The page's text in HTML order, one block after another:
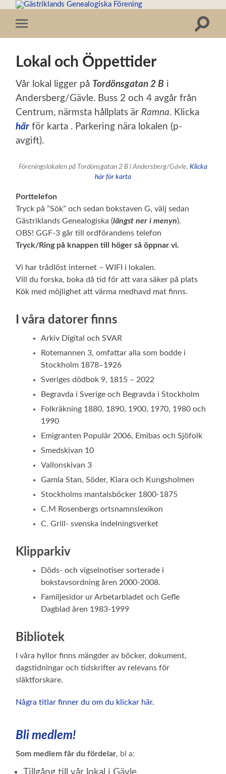
Genealogiska
Förening
på/av
Slå
Lokal och Öppettider
Vår lokal ligger på Tordönsgatan 2 B i
Andersberg/Gävle. Buss 2 och 4 avgår från
Centrum, närmsta hållplats är Ramna. Klicka
här för karta . Parkering nära lokalen (p-
avgift).
Föreningslokalen på Tordönsgatan 2 B i Andersberg/Gävle. Klicka
här för karta
Porttelefon
Tryck på ”Sök” och sedan bokstaven G, välj sedan
Gästriklands Genealogiska (längst ner i menyn).
OBS! GGF-3 går till ordförandens telefon
Tryck/Ring på knappen till höger så öppnar vi.
Vi har trådlöst internet – WIFI i lokalen.
Vill du forska, boka då tid för att vara säker på plats
Kök med möjlighet att värma medhavd mat finns.
I våra datorer finns
Arkiv Digital och SVAR
Rotemannen 3, omfattar alla som bodde i
Stockholm 1878–1926
Sveriges dödbok 9, 1815 – 2022
Begravda i Sverige och Begravda i Stockholm
Folkräkning 1880, 1890, 1900, 1970, 1980 och
1990
Emigranten Populär 2006, Emibas och Sjöfolk
Smedskivan 10
Vallonskivan 3
Gamla Stan, Söder, Klara och Kungsholmen
Stockholms mantalsböcker 1800-1875
C.M Rosenbergs ortsnamnslexikon
C. Grill- svenska indelningsverket
Klipparkiv
Döds- och vigselnotiser sorterade i
bokstavsordning åren 2000-2008.
Familjesidor ur Arbetarbladet och Gefle
Dagblad åren 1983-1999
Bibliotek
I våra hyllor finns mängder av böcker, dokument,
dagstidningar och tidskrifter av relevans för
släktforskare.
Några titlar finner du om du klickar här.
Bli medlem!
Som medlem får du fördelar, bl a: